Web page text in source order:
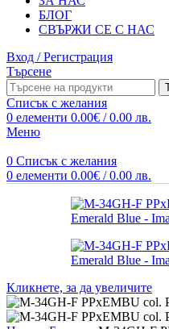
БЛОГ
СВЪРЖИ СЕ С НАС
Вход / Регистрация
Търсене
Списък с желания
0 елементи 0.00€ / 0.00 лв.
Меню
0 Списък с желания
0 елементи 0.00€ / 0.00 лв.
Кликнете, за да увеличите